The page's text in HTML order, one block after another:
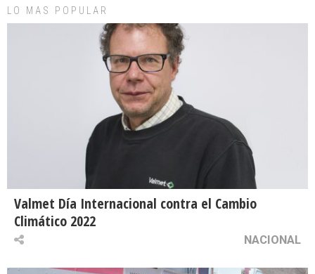
LO MAS POPULAR
Valmet Día Internacional contra el Cambio
Climático 2022
NACIONAL